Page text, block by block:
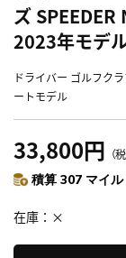
ズ
2023年モデ
ドライバー ゴルフク
ートモデル
33,800円 （
積算 307 マイ
在庫 ×